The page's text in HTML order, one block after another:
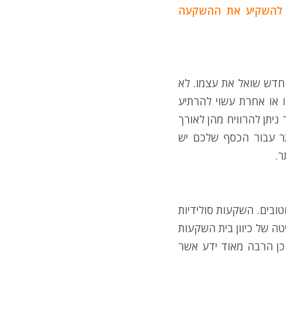
להשקיע את ההשקעה
חדש שואל את עצמו. לא
אחרת עשוי להרתיע
להרוויח מהן לאורך
עבור הכסף שלכם יש
השקעות סולידיות
של כיוון בית השקעות
כן הרבה מאוד ידע אשר